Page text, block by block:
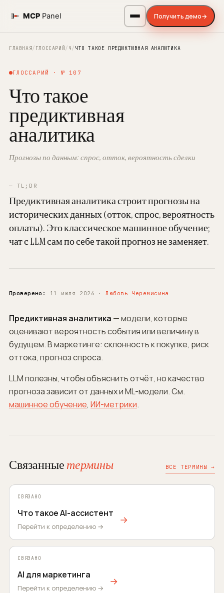
Получить демо→
ГЛАВНАЯ/ ГЛОССАРИЙ/ Ч/ ЧТО ТАКОЕ ПРЕДИКТИВНАЯ АНАЛИТИКА
ГЛОССАРИЙ · № 107
Что такое
предиктивная
аналитика
Прогнозы по данным: спрос, отток, вероятность сделки
— TL;DR
Предиктивная аналитика строит прогнозы на
исторических данных (отток, спрос, вероятность
оплаты). Это классическое машинное обучение;
чат с LLM сам по себе такой прогноз не заменяет.
Проверено: 11 июля 2026 ·Любовь Черемисина
Предиктивная аналитика — модели, которые
оценивают вероятность события или величину в
будущем. В маркетинге: склонность к покупке, риск
оттока, прогноз спроса.
LLM полезны, чтобыобъяснитьотчёт, но качество
прогноза зависит от данных и ML-модели. См.
машинное обучение, ИИ-метрики.
Связанныетермины ВСЕ ТЕРМИНЫ →
СВЯЗАНО
Что такое AI-ассистент
Перейти к определению →
→
СВЯЗАНО
AI для маркетинга
Перейти к определению →
→